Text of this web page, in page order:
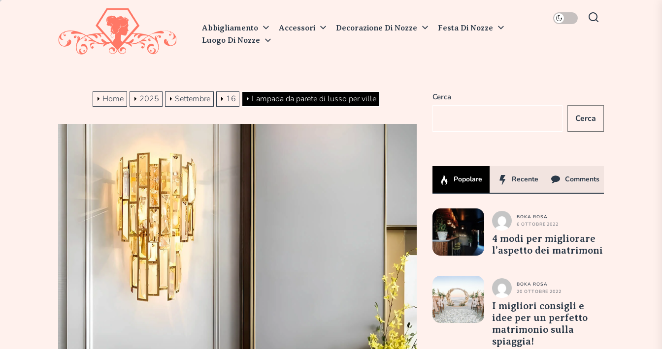
Abbigliamento Accessori Decorazione Di Nozze
Festa Di Nozze
Luogo Di Nozze
Home 2025 Settembre 16 Lampada da parete di lusso per ville Cerca
Cerca
Popolare Recente Comments
BOKA ROSA
6 OTTOBRE 2022
4 modi per migliorare
l’aspetto dei matrimoni
BOKA ROSA
20 OTTOBRE 2022
I migliori consigli e
idee per un perfetto
matrimonio sulla
spiaggia!